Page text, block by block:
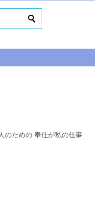
のための 奉仕が私の仕事